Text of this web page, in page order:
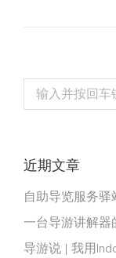
Search:
近期文章
自助导览服务
一台导游讲解
导游说 | 我用